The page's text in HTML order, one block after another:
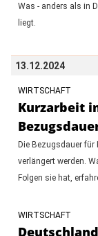
Was - anders als in
liegt.
13.12.2024
WIRTSCHAFT
Kurzarbeit
Die Bezugsdauer
verlängert werden.
Folgen sie hat,
WIRTSCHAFT